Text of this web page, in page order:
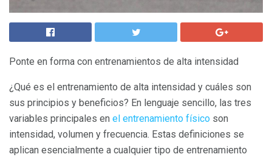
Ponte en forma con entrenamientos de alta intensidad
¿Qué es el entrenamiento de alta intensidad y cuáles son
sus principios y beneficios? En lenguaje sencillo, las tres
variables principales en el entrenamiento físico son
intensidad, volumen y frecuencia. Estas definiciones se
aplican esencialmente a cualquier tipo de entrenamiento